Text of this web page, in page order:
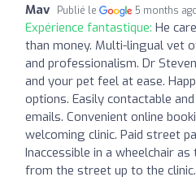
Mav Publié le 5 months
Expérience fantastique: He
than money. Multi-lingual vet
and professionalism. Dr
and your pet feel at ease.
options. Easily contactable
emails. Convenient online
welcoming clinic. Paid street
Inaccessible in a wheelchair
from the street up to the clinic.